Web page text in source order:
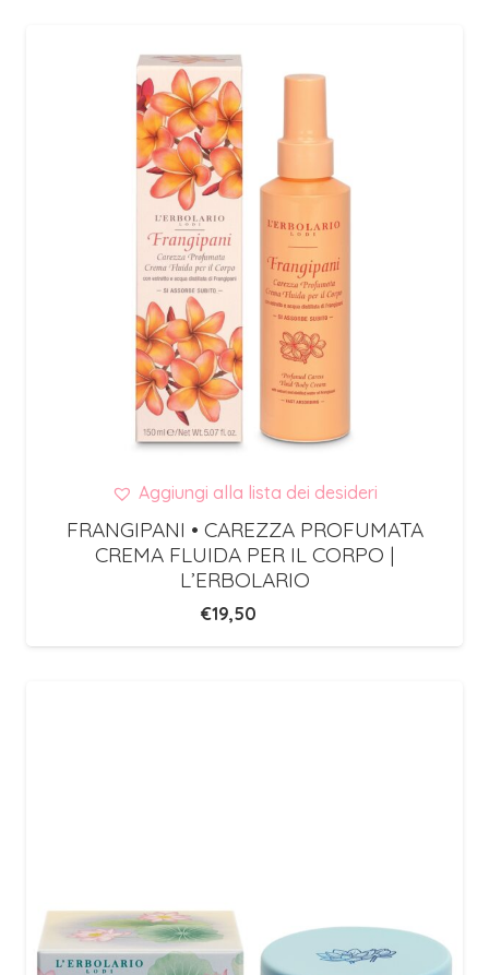
Aggiungi alla lista dei desideri
FRANGIPANI • CAREZZA PROFUMATA
CREMA FLUIDA PER IL CORPO |
L’ERBOLARIO
€19,50